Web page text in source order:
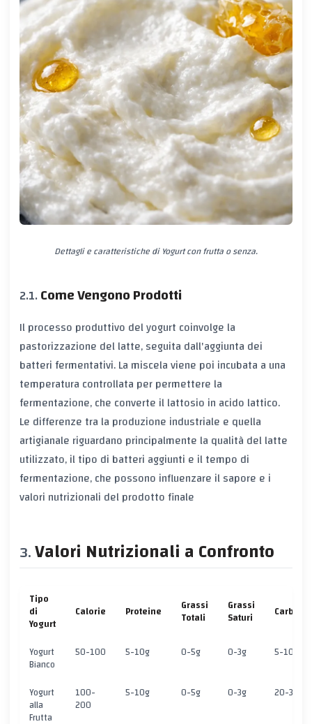
Dettagli e caratteristiche di Yogurt con frutta o senza.
Come Vengono Prodotti
Il processo produttivo del yogurt coinvolge la
pastorizzazione del latte, seguita dall'aggiunta dei
batteri fermentativi. La miscela viene poi incubata a una
temperatura controllata per permettere la
fermentazione, che converte il lattosio in acido lattico.
Le differenze tra la produzione industriale e quella
artigianale riguardano principalmente la qualità del latte
utilizzato, il tipo di batteri aggiunti e il tempo di
fermentazione, che possono influenzare il sapore e i
valori nutrizionali del prodotto finale
Valori Nutrizionali a Confronto
Tipo
di
Yogurt
Calorie Proteine Grassi
Totali
Grassi
Saturi
Yogurt
Bianco
50-100 5-10g 0-5g 0-3g 5-10g
Yogurt
alla
Frutta
100-
200
5-10g 0-5g 0-3g 20-30g